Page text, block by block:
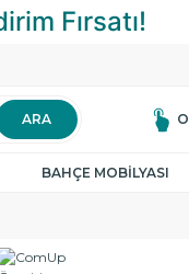
ARA
BAHÇE MOBİLYASI